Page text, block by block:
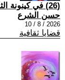
(26) في كينونة الثقافة وما بعد التخصص ( 1)
حسن الشرع
2026 / 8 / 10
قضايا ثقافية